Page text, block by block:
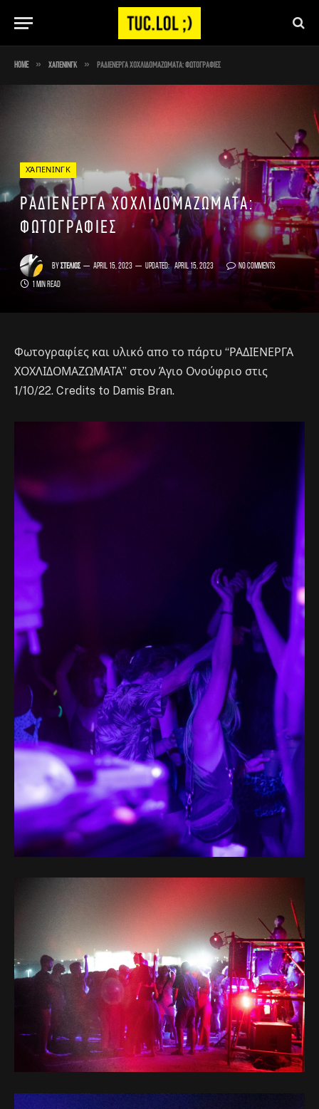
Home » Χάπενινγκ » ΡΑΔΙΕΝΕΡΓΑ ΧΟΧΛΙΔΟΜΑΖΩΜΑΤΑ: Φωτογραφίες
ΧΆΠΕΝΙΝΓΚ
ΡΑΔΙΕΝΕΡΓΑ ΧΟΧΛΙΔΟΜΑΖΩΜΑΤΑ:
Φωτογραφίες
By Στέλιος April 15, 2023 Updated: April 15, 2023 No Comments
1 Min Read
Φωτογραφίες και υλικό απο το πάρτυ “ΡΑΔΙΕΝΕΡΓΑ
ΧΟΧΛΙΔΟΜΑΖΩΜΑΤΑ” στον Άγιο Ονούφριο στις
1/10/22. Credits to Damis Bran.